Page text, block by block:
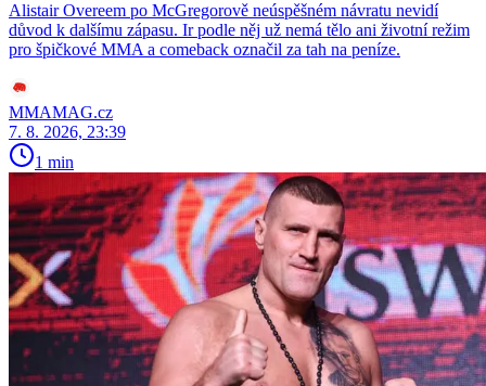
Alistair Overeem po McGregorově neúspěšném návratu nevidí
důvod k dalšímu zápasu. Ir podle něj už nemá tělo ani životní režim
pro špičkové MMA a comeback označil za tah na peníze.
MMAMAG.cz
7. 8. 2026, 23:39
1 min